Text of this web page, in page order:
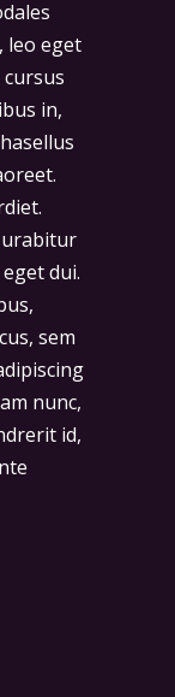
leo eget
in,
dui.
sem
nunc,
id,